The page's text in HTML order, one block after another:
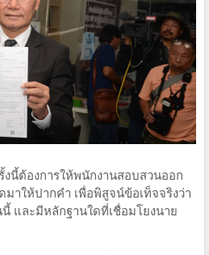
นี้ต้องการให้พนักงานสอบสวนออก
มาให้ปากคำ เพื่อพิสูจน์ข้อเท็จจริงว่า
นี้ และมีหลักฐานใดที่เชื่อมโยงนาย